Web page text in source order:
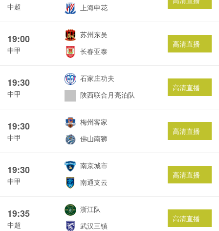
中超
上海申花
19:00
中甲
苏州东吴
长春亚泰
高清直播
19:30
中甲
石家庄功夫
陕西联合月亮泊队
高清直播
19:30
中甲
梅州客家
佛山南狮
高清直播
19:30
中甲
南京城市
南通支云
高清直播
19:35
中超
浙江队
武汉三镇
高清直播